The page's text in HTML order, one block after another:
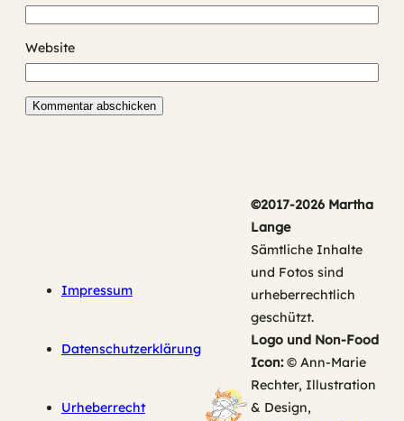
Website
Impressum
Datenschutzerklärung
Urheberrecht
©2017-2026 Martha
Lange
Sämtliche Inhalte
und Fotos sind
urheberrechtlich
geschützt.
Logo und Non-Food
Icon:© Ann-Marie
Rechter, Illustration
& Design,